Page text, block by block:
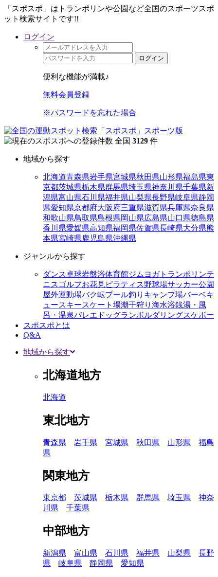
「スポスポ」はトランポリンや公園など全国のスポーツスポ
ット検索サイトです!!
ログイン
ログイン
便利な機能が満載♪
無料会員登録
※パスワードを忘れた場合
全国 3129 件
地域から探す
北海道青森県岩手県宮城県秋田県山形県福島県東
京都茨城県栃木県群馬県埼玉県神奈川県千葉県新
潟県富山県石川県福井県山梨県長野県岐阜県静岡
県愛知県京都府大阪府三重県滋賀県兵庫県奈良県
和歌山県鳥取県島根県岡山県広島県山口県徳島県
香川県愛媛県高知県福岡県佐賀県長崎県大分県熊
本県宮崎県鹿児島県沖縄県
ジャンルから探す
ダンス卓球岩盤浴体育館ジム ヨガトランポリンテ
ニス ゴルフお花見 ピラティス野球場サッカー公園
屋外運動場バク転プール釣り キャンプ場バーベキ
ュースキースケート場潮干狩り 海水浴銭湯・風
呂・温泉バレエ ドッグランボルダリングスケボー
スポスポとは
Q&A
地域から探す
北海道地方
北海道
東北地方
青森県 岩手県 宮城県 秋田県 山形県
福島
県
関東地方
東京都 茨城県 栃木県 群馬県 埼玉県
神奈
川県
千葉県
中部地方
新潟県 富山県 石川県 福井県 山梨県
長野
県
岐阜県 静岡県 愛知県